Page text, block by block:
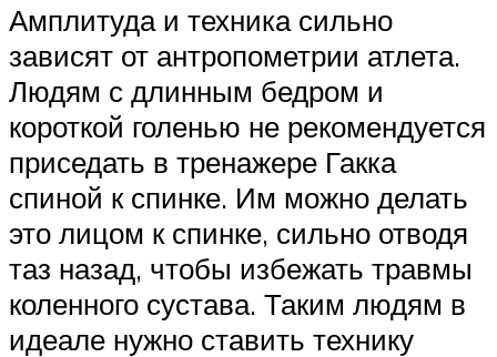
Амплитуда и техника сильно
зависят от антропометрии атлета.
Людям с длинным бедром и
короткой голенью не рекомендуется
приседать в тренажере Гакка
спиной к спинке. Им можно делать
это лицом к спинке, сильно отводя
таз назад, чтобы избежать травмы
коленного сустава. Таким людям в
идеале нужно ставить технику